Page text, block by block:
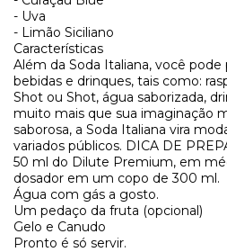
- Uva
- Limão Siciliano
Características
Além da Soda Italiana, você pode
bebidas e drinques, tais como:
Shot ou Shot, água saborizada,
muito mais que sua imaginação
saborosa, a Soda Italiana vira
variados públicos. DICA DE
50 ml do Dilute Premium, em
dosador em um copo de 300 ml.
Água com gás a gosto.
Um pedaço da fruta (opcional)
Gelo e Canudo
Pronto é só servir.